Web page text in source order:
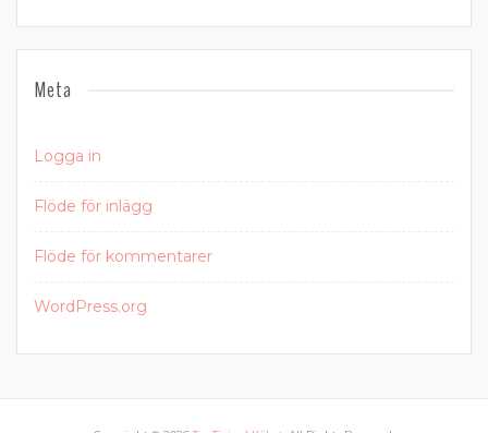
Meta
Logga in
Flöde för inlägg
Flöde för kommentarer
WordPress.org